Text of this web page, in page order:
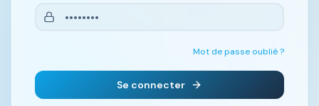
Mot de passe oublié ?
Se connecter